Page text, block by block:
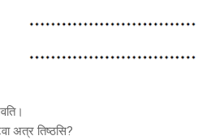
अत्र तिष्ठसि?